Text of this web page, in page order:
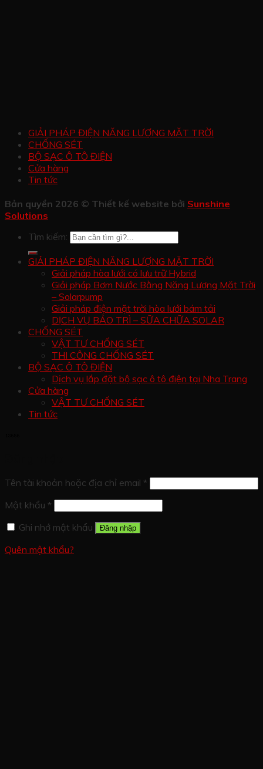
GIẢI PHÁP ĐIỆN NĂNG LƯỢNG MẶT TRỜI
CHỐNG SÉT
BỘ SẠC Ô TÔ ĐIỆN
Cửa hàng
Tin tức
Bản quyền 2026 © Thiết kế website bởi Sunshine
Solutions
Tìm kiếm:
GIẢI PHÁP ĐIỆN NĂNG LƯỢNG MẶT TRỜI
Giải pháp hòa lưới có lưu trữ Hybrid
Giải pháp Bơm Nước Bằng Năng Lượng Mặt Trời
– Solarpump
Giải pháp điện mặt trời hòa lưới bám tải
DỊCH VỤ BẢO TRÌ – SỮA CHỮA SOLAR
CHỐNG SÉT
VẬT TƯ CHỐNG SÉT
THI CÔNG CHỐNG SÉT
BỘ SẠC Ô TÔ ĐIỆN
Dịch vụ lắp đặt bộ sạc ô tô điện tại Nha Trang
Cửa hàng
VẬT TƯ CHỐNG SÉT
Tin tức
Tên tài khoản hoặc địa chỉ email *
Mật khẩu *
Ghi nhớ mật khẩu
Đăng nhập
Quên mật khẩu?